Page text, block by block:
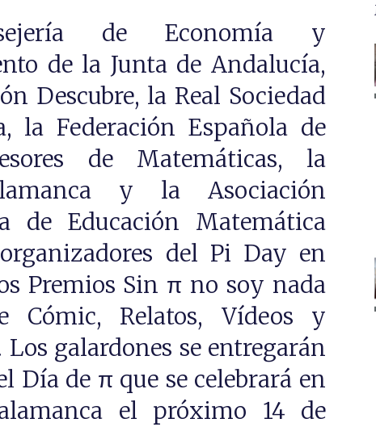
de Economía y
de la Junta de Andalucía,
Descubre, la Real Sociedad
la Federación Española de
de Matemáticas, la
y la Asociación
de Educación Matemática
del Pi Day en
Premios Sin π no soy nada
Cómic, Relatos, Vídeos y
galardones se entregarán
Día de π que se celebrará en
el próximo 14 de